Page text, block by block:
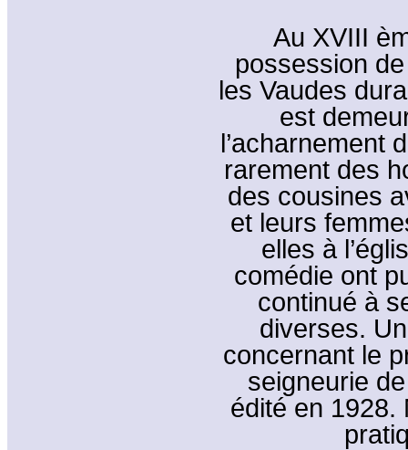
Au XVIII
possession
les Vaudes
est
l’acharnement
rarement des
des cousines
et leurs
elles à
comédie ont
continué à
diverses.
concernant le
seigneurie
édité en 1928.